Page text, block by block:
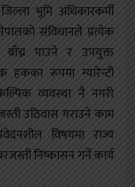
भूमि अधिकारकर्मी
संविधानले प्रत्येक
बाँच्न पाउने र उपयुक्त
रूपमा ग्यारेन्टी
व्यवस्था नै नगरी
उठिवास गराउने काम
विषयमा राज्य
निष्कासन गर्ने कार्य